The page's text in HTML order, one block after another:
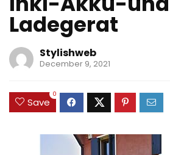
Ladegerat
Stylishweb
December 9, 2021
Save
0